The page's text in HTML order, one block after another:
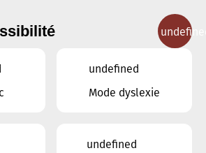
undefined
Mode dyslexie
undefined